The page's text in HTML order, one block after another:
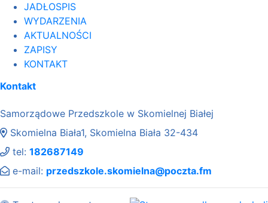
JADŁOSPIS
WYDARZENIA
AKTUALNOŚCI
ZAPISY
KONTAKT
Kontakt
Samorządowe Przedszkole w Skomielnej Białej
Skomielna Biała1, Skomielna Biała 32-434
tel: 182687149
e-mail: przedszkole.skomielna@poczta.fm